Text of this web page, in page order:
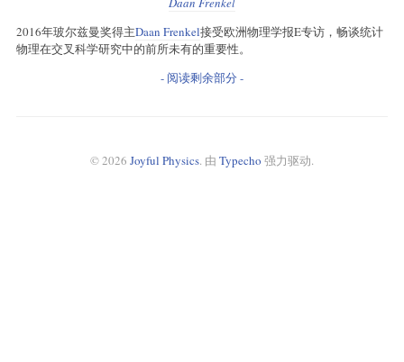
2016年玻尔兹曼奖得主Daan Frenkel接受欧洲物理学报E专访，畅谈统计
物理在交叉科学研究中的前所未有的重要性。
- 阅读剩余部分 -
© 2026 Joyful Physics. 由 Typecho 强力驱动.